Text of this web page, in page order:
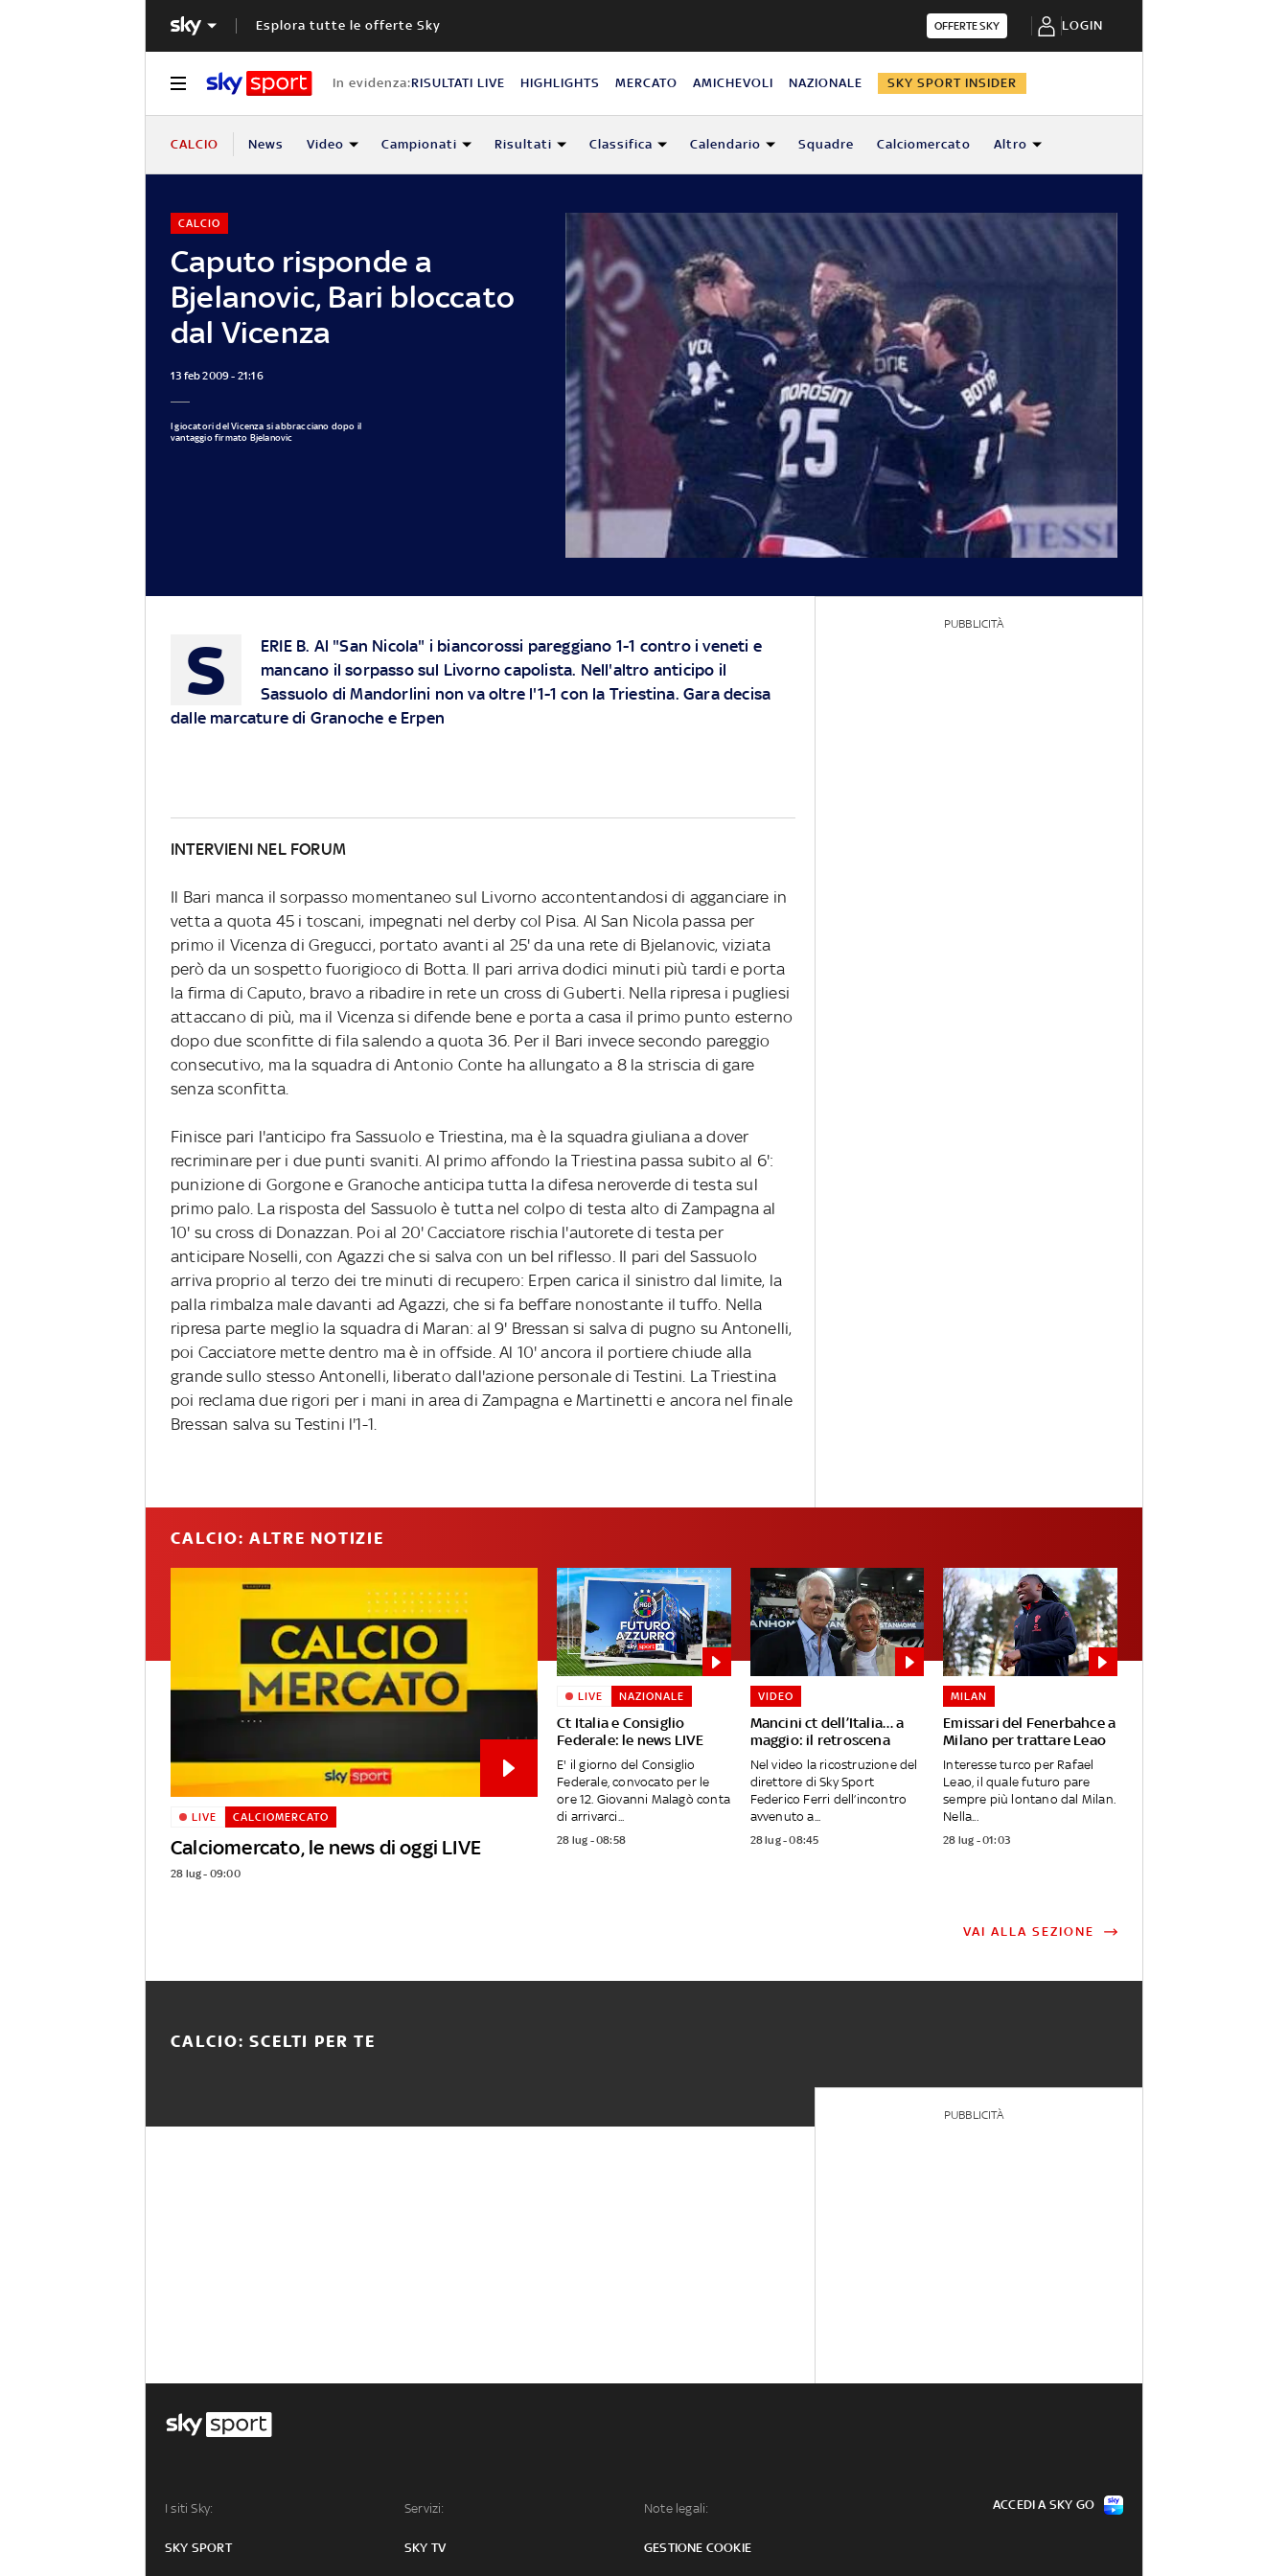
Esplora tutte le offerte Sky OFFERTE SKY LOGIN
In evidenza:RISULTATI LIVE HIGHLIGHTS MERCATO AMICHEVOLI NAZIONALE SKY SPORT INSIDER
CALCIO News Video Campionati Risultati Classifica Calendario Squadre Calciomercato Altro
Caputo risponde a
Bjelanovic, Bari bloccato
dal Vicenza
CALCIO
13 feb 2009 - 21:16
I giocatori del Vicenza si abbracciano dopo il
vantaggio firmato Bjelanovic
S
ERIE B. Al "San Nicola" i biancorossi pareggiano 1-1 contro i veneti e
mancano il sorpasso sul Livorno capolista. Nell'altro anticipo il
Sassuolo di Mandorlini non va oltre l'1-1 con la Triestina. Gara decisa
dalle marcature di Granoche e Erpen
INTERVIENI NEL FORUM
Il Bari manca il sorpasso momentaneo sul Livorno accontentandosi di agganciare in
vetta a quota 45 i toscani, impegnati nel derby col Pisa. Al San Nicola passa per
primo il Vicenza di Gregucci, portato avanti al 25' da una rete di Bjelanovic, viziata
però da un sospetto fuorigioco di Botta. Il pari arriva dodici minuti più tardi e porta
la firma di Caputo, bravo a ribadire in rete un cross di Guberti. Nella ripresa i pugliesi
attaccano di più, ma il Vicenza si difende bene e porta a casa il primo punto esterno
dopo due sconfitte di fila salendo a quota 36. Per il Bari invece secondo pareggio
consecutivo, ma la squadra di Antonio Conte ha allungato a 8 la striscia di gare
senza sconfitta.
Finisce pari l'anticipo fra Sassuolo e Triestina, ma è la squadra giuliana a dover
recriminare per i due punti svaniti. Al primo affondo la Triestina passa subito al 6':
punizione di Gorgone e Granoche anticipa tutta la difesa neroverde di testa sul
primo palo. La risposta del Sassuolo è tutta nel colpo di testa alto di Zampagna al
10' su cross di Donazzan. Poi al 20' Cacciatore rischia l'autorete di testa per
anticipare Noselli, con Agazzi che si salva con un bel riflesso. Il pari del Sassuolo
arriva proprio al terzo dei tre minuti di recupero: Erpen carica il sinistro dal limite, la
palla rimbalza male davanti ad Agazzi, che si fa beffare nonostante il tuffo. Nella
ripresa parte meglio la squadra di Maran: al 9' Bressan si salva di pugno su Antonelli,
poi Cacciatore mette dentro ma è in offside. Al 10' ancora il portiere chiude alla
grande sullo stesso Antonelli, liberato dall'azione personale di Testini. La Triestina
poi reclama due rigori per i mani in area di Zampagna e Martinetti e ancora nel finale
Bressan salva su Testini l'1-1.
PUBBLICITÀ
CALCIO: ALTRE NOTIZIE
Calciomercato, le news di oggi LIVE
LIVE CALCIOMERCATO
28 lug - 09:00
Ct Italia e Consiglio
Federale: le news LIVE
LIVE NAZIONALE
E' il giorno del Consiglio
Federale, convocato per le
ore 12. Giovanni Malagò conta
di arrivarci...
28 lug - 08:58
Mancini ct dell’Italia… a
maggio: il retroscena
VIDEO
Nel video la ricostruzione del
direttore di Sky Sport
Federico Ferri dell’incontro
avvenuto a...
28 lug - 08:45
Emissari del Fenerbahce a
Milano per trattare Leao
MILAN
Interesse turco per Rafael
Leao, il quale futuro pare
sempre più lontano dal Milan.
Nella...
28 lug - 01:03
VAI ALLA SEZIONE
CALCIO: SCELTI PER TE
PUBBLICITÀ
I siti Sky:
SKY SPORT
Servizi:
SKY TV
Note legali:
GESTIONE COOKIE
ACCEDI A SKY GO